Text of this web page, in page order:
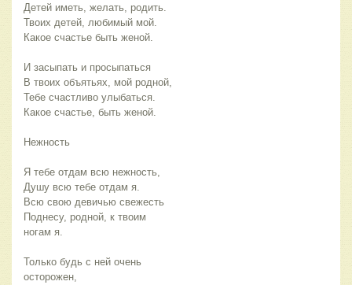
Детей иметь, желать, родить.
Твоих детей, любимый мой.
Какое счастье быть женой.
И засыпать и просыпаться
В твоих объятьях, мой родной,
Тебе счастливо улыбаться.
Какое счастье, быть женой.
Нежность
Я тебе отдам всю нежность,
Душу всю тебе отдам я.
Всю свою девичью свежесть
Поднесу, родной, к твоим
ногам я.
Только будь с ней очень
осторожен,